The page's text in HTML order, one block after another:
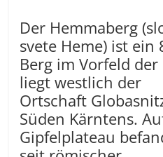
Der Hemmaberg
svete Heme) ist
Berg im Vorfeld
liegt westlich der
Ortschaft
Süden Kärntens.
Gipfelplateau